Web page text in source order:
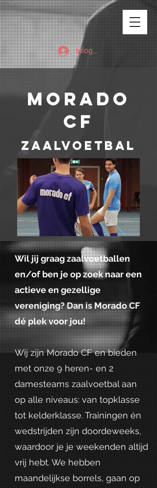
Inloggen
Morado
CF
Zaalvoetbal
Wil jij graag zaalvoetballen
en/of ben je op zoek naar een
actieve en gezellige
vereniging? Dan is Morado CF
dé plek voor jou!
Wij zijn Morado CF en bieden
met onze 9 heren- en 2
damesteams zaalvoetbal aan
op alle niveaus: van topklasse
tot kelderklasse. Trainingen én
wedstrijden zijn doordeweeks,
waardoor je je weekenden altijd
vrij hebt. We hebben
maandelijkse borrels, gaan op